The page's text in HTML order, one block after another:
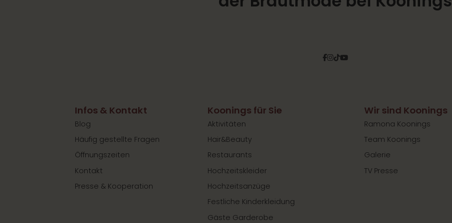
Facebook
Instagram
TiktokPinterest
YouTube
Infos & Kontakt
Blog
Häufig gestellte Fragen
Öffnungszeiten
Kontakt
Presse & Kooperation
Koonings für Sie
Aktivitäten
Hair&Beauty
Restaurants
Hochzeitskleider
Hochzeitsanzüge
Festliche Kinderkleidung
Gäste Garderobe
Wir sind Koonings
Ramona Koonings
Team Koonings
Galerie
TV Presse